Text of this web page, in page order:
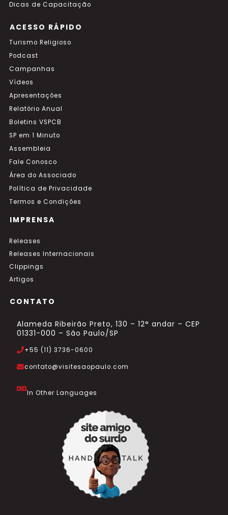
Dicas de Capacitação
ACESSO RÁPIDO
Turismo Religioso
Podcast
Campanhas
Vídeos
Apresentações
Relatório Anual
Boletins VSPCB
SP em 1 Minuto
Assembleia
Fale Conosco
Área do Associado
Política de Privacidade
Termos e Condições
IMPRENSA
Releases
Releases Internacionais
Clippings
Artigos
CONTATO
Alameda Ribeirão Preto, 130 – 12° andar – CEP
01331-000 – São Paulo/SP
+55 (11) 3736-0600
contato@visitesaopaulo.com
In Other Languages